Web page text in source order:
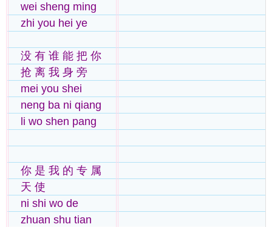
wei sheng ming
zhi you hei ye
没 有 谁 能 把 你
抢 离 我 身 旁
mei you shei
neng ba ni qiang
li wo shen pang
你 是 我 的 专 属
天 使
ni shi wo de
zhuan shu tian